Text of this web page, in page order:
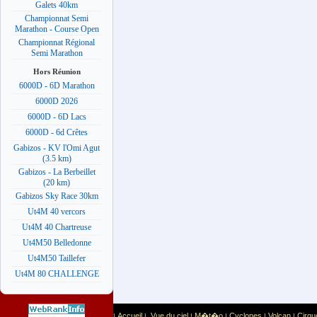
Galets 40km
Championnat Semi
Marathon - Course Open
Championnat Régional
Semi Marathon
Hors Réunion
6000D - 6D Marathon
6000D 2026
6000D - 6D Lacs
6000D - 6d Crêtes
Gabizos - KV l'Omi Agut
(3.5 km)
Gabizos - La Berbeillet
(20 km)
Gabizos Sky Race 30km
Ut4M 40 vercors
Ut4M 40 Chartreuse
Ut4M50 Belledonne
Ut4M50 Taillefer
Ut4M 80 CHALLENGE